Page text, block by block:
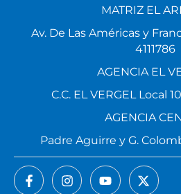
MATRIZ EL
Av. De Las Américas y
4111786
AGENCIA EL
C.C. EL VERGEL Local
AGENCIA
Padre Aguirre y G.